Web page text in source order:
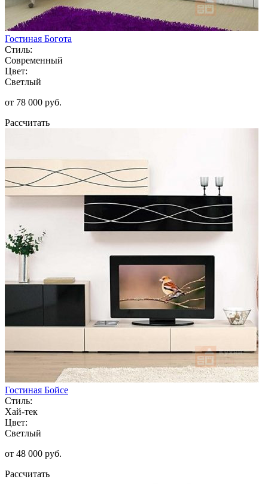
Гостиная Богота
Стиль:
Современный
Цвет:
Светлый
от 78 000 руб.
Рассчитать
Гостиная Бойсе
Стиль:
Хай-тек
Цвет:
Светлый
от 48 000 руб.
Рассчитать